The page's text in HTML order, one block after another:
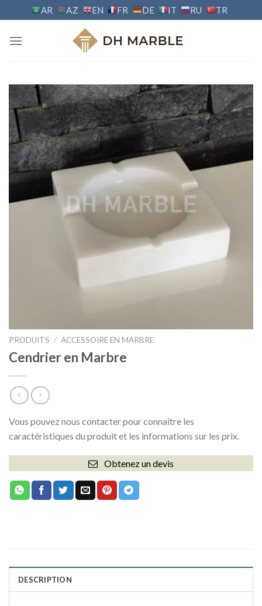
to
content
AR AZ EN FR DE IT RU TR
PRODUITS / ACCESSOIRE EN MARBRE
Cendrier en Marbre
Vous pouvez nous contacter pour connaître les
caractéristiques du produit et les informations sur les prix.
Obtenez un devis
DESCRIPTION